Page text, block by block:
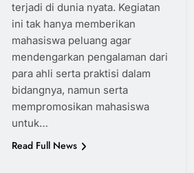
terjadi di dunia nyata. Kegiatan
ini tak hanya memberikan
mahasiswa peluang agar
mendengarkan pengalaman dari
para ahli serta praktisi dalam
bidangnya, namun serta
mempromosikan mahasiswa
untuk…
Read Full News